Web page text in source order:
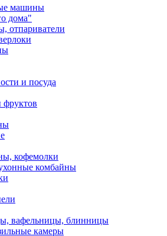
машины
дома"
отпариватели
и посуда
кофемолки
комбайны
вафельницы, блинницы
камеры